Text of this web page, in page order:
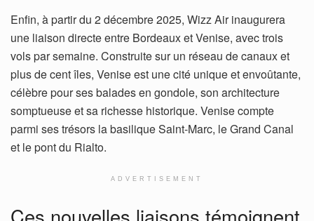
Enfin, à partir du 2 décembre 2025, Wizz Air inaugurera
une liaison directe entre Bordeaux et Venise, avec trois
vols par semaine. Construite sur un réseau de canaux et
plus de cent îles, Venise est une cité unique et envoûtante,
célèbre pour ses balades en gondole, son architecture
somptueuse et sa richesse historique. Venise compte
parmi ses trésors la basilique Saint-Marc, le Grand Canal
et le pont du Rialto.
ADVERTISEMENT
Ces nouvelles liaisons témoignent